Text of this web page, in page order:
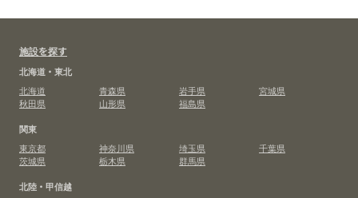
施設を探す
北海道・東北
北海道
青森県 岩手県
宮城県
秋田県
山形県
福島県
関東
東京都
神奈川県 埼玉県
千葉県
茨城県
栃木県
群馬県
北陸・甲信越